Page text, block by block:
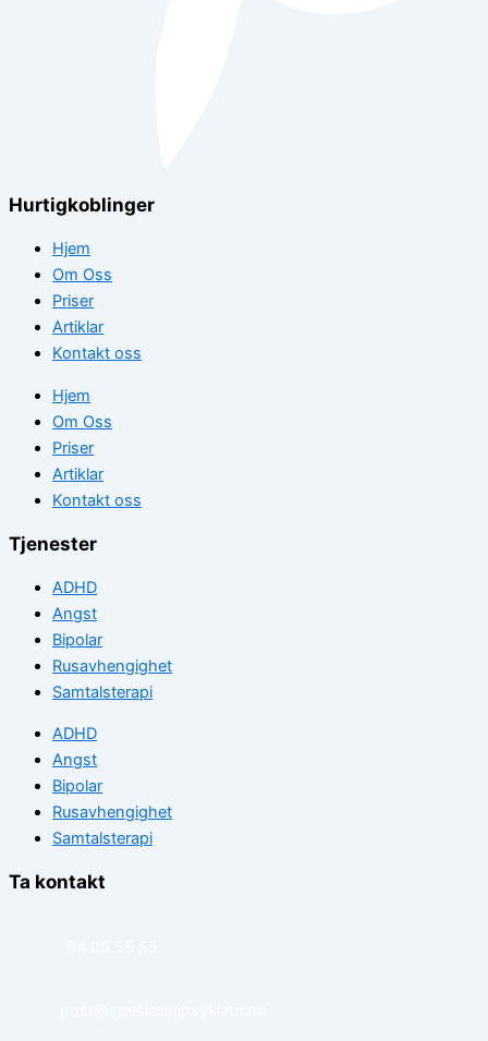
Hurtigkoblinger
Hjem
Om Oss
Priser
Artiklar
Kontakt oss
Hjem
Om Oss
Priser
Artiklar
Kontakt oss
Tjenester
ADHD
Angst
Bipolar
Rusavhengighet
Samtalsterapi
ADHD
Angst
Bipolar
Rusavhengighet
Samtalsterapi
Ta kontakt